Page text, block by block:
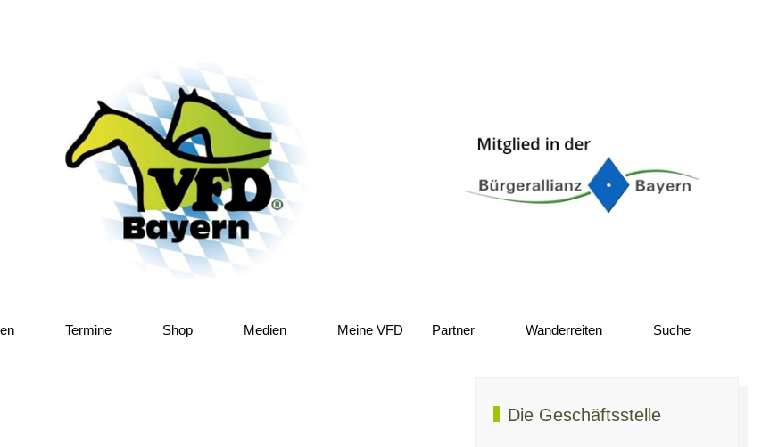
Termine Shop Medien Meine VFD Partner Wanderreiten Suche
Die Geschäftsstelle